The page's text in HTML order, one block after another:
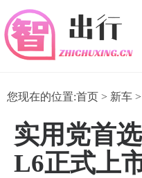
您现在的位置:首页 > 新车
实用党首
L6正式上